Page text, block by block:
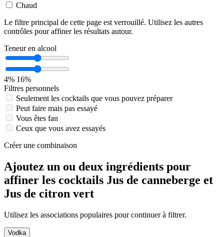
Chaud
Le filtre principal de cette page est verrouillé. Utilisez les autres
contrôles pour affiner les résultats autour.
Teneur en alcool
4% 16%
Filtres personnels
Seulement les cocktails que vous pouvez préparer
Peut faire mais pas essayé
Vous êtes fan
Ceux que vous avez essayés
Créer une combinaison
Ajoutez un ou deux ingrédients pour
affiner les cocktails Jus de canneberge et
Jus de citron vert
Utilisez les associations populaires pour continuer à filtrer.
Vodka